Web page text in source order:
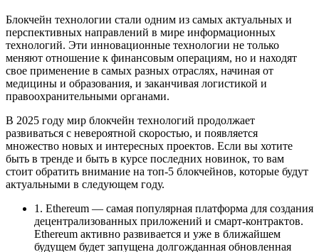
Блокчейн технологии стали одним из самых актуальных и
перспективных направлений в мире информационных
технологий. Эти инновационные технологии не только
меняют отношение к финансовым операциям, но и находят
свое применение в самых разных отраслях, начиная от
медицины и образования, и заканчивая логистикой и
правоохранительными органами.
В 2025 году мир блокчейн технологий продолжает
развиваться с невероятной скоростью, и появляется
множество новых и интересных проектов. Если вы хотите
быть в тренде и быть в курсе последних новинок, то вам
стоит обратить внимание на топ-5 блокчейнов, которые будут
актуальными в следующем году.
1. Ethereum — самая популярная платформа для создания
децентрализованных приложений и смарт-контрактов.
Ethereum активно развивается и уже в ближайшем
будущем будет запущена долгожданная обновленная